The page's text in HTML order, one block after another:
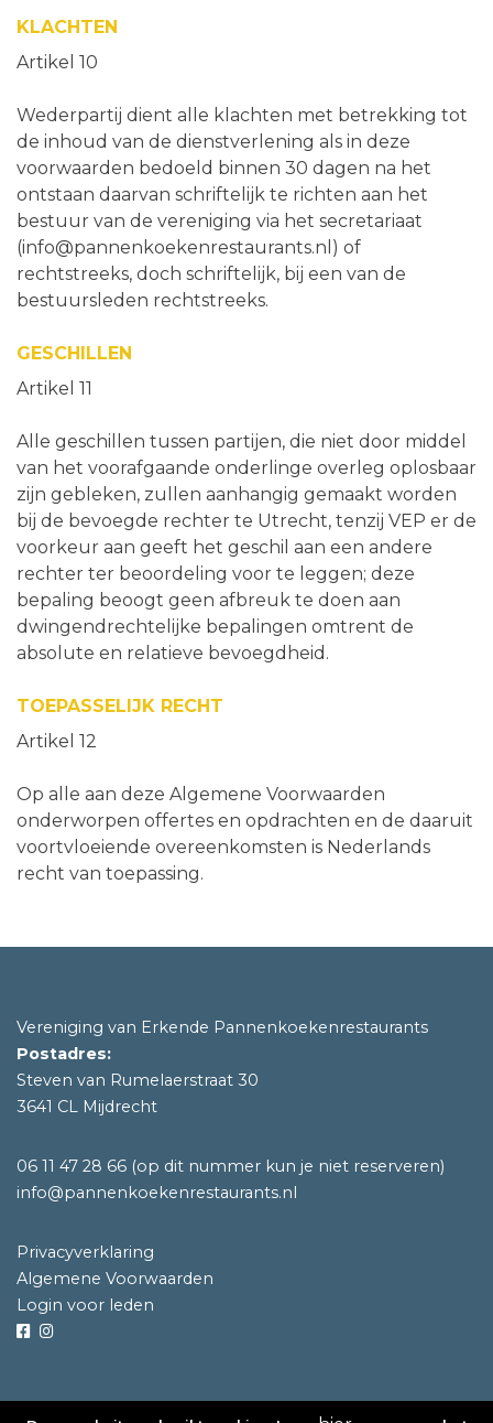
KLACHTEN
Artikel 10
Wederpartij dient alle klachten met betrekking tot
de inhoud van de dienstverlening als in deze
voorwaarden bedoeld binnen 30 dagen na het
ontstaan daarvan schriftelijk te richten aan het
bestuur van de vereniging via het secretariaat
(info@pannenkoekenrestaurants.nl) of
rechtstreeks, doch schriftelijk, bij een van de
bestuursleden rechtstreeks.
GESCHILLEN
Artikel 11
Alle geschillen tussen partijen, die niet door middel
van het voorafgaande onderlinge overleg oplosbaar
zijn gebleken, zullen aanhangig gemaakt worden
bij de bevoegde rechter te Utrecht, tenzij VEP er de
voorkeur aan geeft het geschil aan een andere
rechter ter beoordeling voor te leggen; deze
bepaling beoogt geen afbreuk te doen aan
dwingendrechtelijke bepalingen omtrent de
absolute en relatieve bevoegdheid.
TOEPASSELIJK RECHT
Artikel 12
Op alle aan deze Algemene Voorwaarden
onderworpen offertes en opdrachten en de daaruit
voortvloeiende overeenkomsten is Nederlands
recht van toepassing.
Vereniging van Erkende Pannenkoekenrestaurants
Postadres:
Steven van Rumelaerstraat 30
3641 CL Mijdrecht
06 11 47 28 66 (op dit nummer kun je niet reserveren)
info@pannenkoekenrestaurants.nl
Privacyverklaring
Algemene Voorwaarden
Login voor leden